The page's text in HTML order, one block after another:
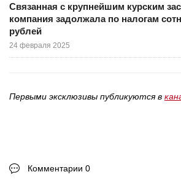
Связанная с крупнейшим курским
компания задолжала по налогам
рублей
24 февраля 2025
Первыми эксклюзивы публикуются в
Комментарии 0